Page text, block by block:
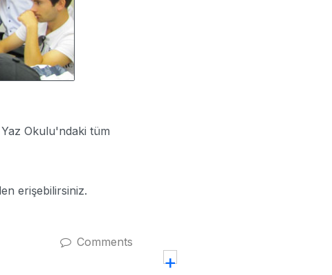
Okulu'ndaki tüm
erişebilirsiniz.
Comments
+